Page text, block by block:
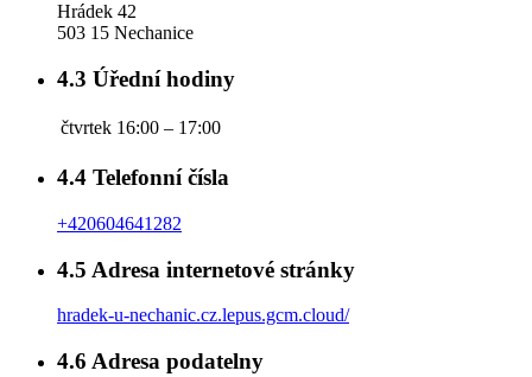
Hrádek 42
503 15 Nechanice
4.3 Úřední hodiny
čtvrtek 16:00 – 17:00
4.4 Telefonní čísla
+420604641282
4.5 Adresa internetové stránky
hradek-u-nechanic.cz.lepus.gcm.cloud/
4.6 Adresa podatelny